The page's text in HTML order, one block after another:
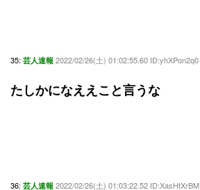
35: 芸人速報 2022/02/26(土) 01:02:55.60 ID:yhXPon2q0
たしかになええこと言うな
36: 芸人速報 2022/02/26(土) 01:03:22.52 ID:XasHtXrBM